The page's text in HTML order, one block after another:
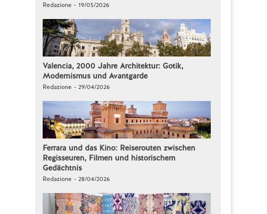
Redazione - 19/05/2026
Valencia, 2000 Jahre Architektur: Gotik,
Modernismus und Avantgarde
Redazione - 29/04/2026
Ferrara und das Kino: Reiserouten zwischen
Regisseuren, Filmen und historischem
Gedächtnis
Redazione - 28/04/2026